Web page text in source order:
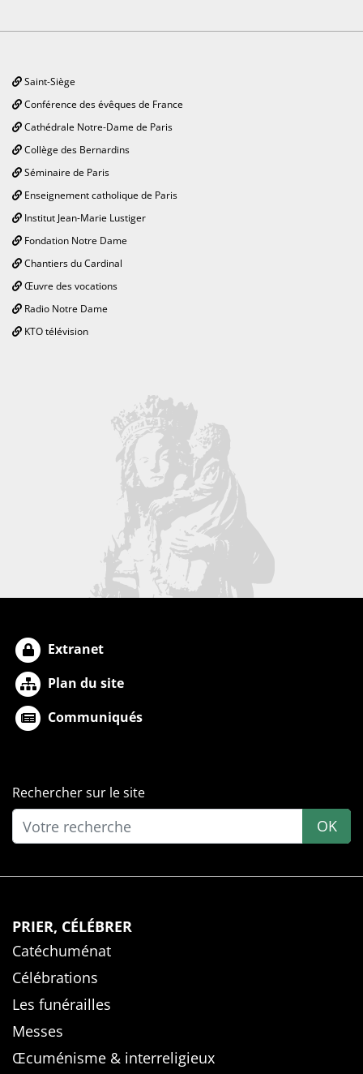
Saint-Siège
Conférence des évêques de France
Cathédrale Notre-Dame de Paris
Collège des Bernardins
Séminaire de Paris
Enseignement catholique de Paris
Institut Jean-Marie Lustiger
Fondation Notre Dame
Chantiers du Cardinal
Œuvre des vocations
Radio Notre Dame
KTO télévision
Extranet
Plan du site
Communiqués
Rechercher sur le site
OK
PRIER, CÉLÉBRER
Catéchuménat
Célébrations
Les funérailles
Messes
Œcuménisme & interreligieux